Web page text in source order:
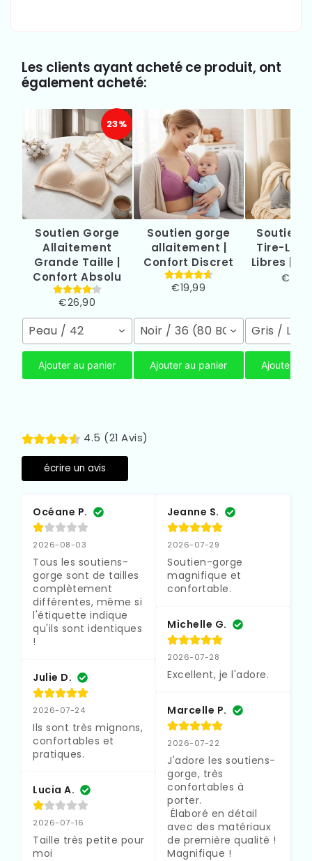
Les clients ayant acheté ce produit, ont
également acheté:
23%
Soutien Gorge
Allaitement
Grande Taille |
Confort Absolu
€26,90
Peau / 42
Ajouter au panier
Soutien gorge
allaitement |
Confort Discret
€19,99
Noir / 36 (80 BC)
Ajouter au panier
Soutien-
Tire-Lait
Libres |
Gris / L
Ajouter au
4.5 (21 Avis)
écrire un avis
Océane P.
2026-08-03
Tous les soutiens-
gorge sont de tailles
complètement
différentes, même si
l'étiquette indique
qu'ils sont identiques
!
Julie D.
2026-07-24
Ils sont très mignons,
confortables et
pratiques.
Lucia A.
2026-07-16
Taille très petite pour
moi
Jeanne S.
2026-07-29
Soutien-gorge
magnifique et
confortable.
Michelle G.
2026-07-28
Excellent, je l'adore.
Marcelle P.
2026-07-22
J'adore les soutiens-
gorge, très
confortables à
porter.
avec des matériaux
de première qualité !
Magnifique !